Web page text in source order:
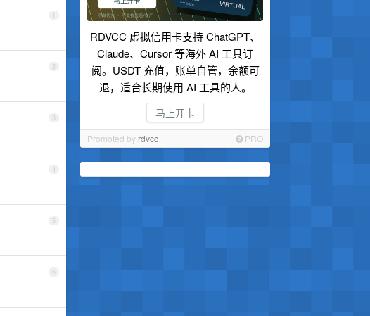
RDVCC 虚拟信用卡支持 ChatGPT、
Claude、Cursor 等海外 AI 工具订
阅。USDT 充值，账单自管，余额可
退，适合长期使用 AI 工具的人。
马上开卡
Promoted by rdvcc PRO
1
2
3
4
5
6